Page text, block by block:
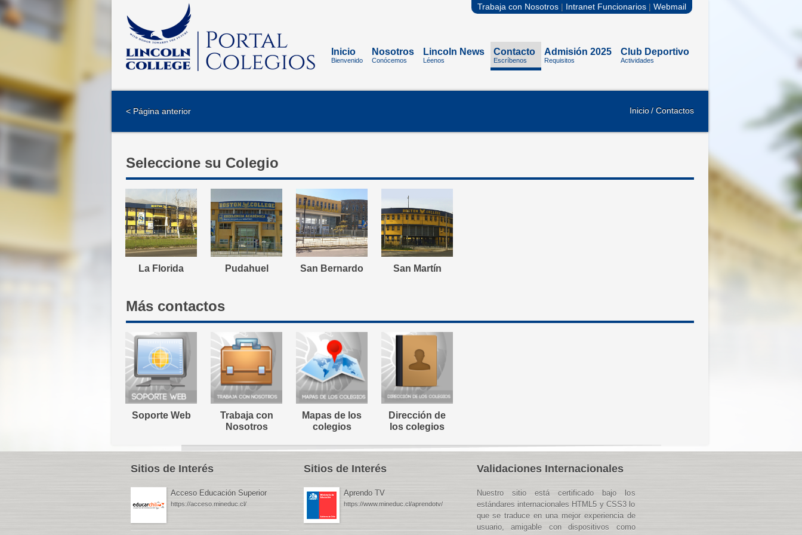
Trabaja con Nosotros| Intranet Funcionarios| Webmail
Inicio
Bienvenido
Nosotros
Conócemos
Lincoln News
Léenos
Contacto
Escríbenos
Admisión 2025
Requisitos
Club Deportivo
Actividades
< Página anterior Inicio/ Contactos
Seleccione su Colegio
La Florida Pudahuel San Bernardo San Martín
Más contactos
Soporte Web
Trabaja con
Nosotros
Mapas de los
colegios
Dirección de
los colegios
Sitios de Interés
Acceso Educación Superior
https://acceso.mineduc.cl/
Sitios de Interés
Aprendo TV
https://www.mineduc.cl/aprendotv/
Validaciones Internacionales
Nuestro sitio está certificado bajo los
estándares internacionales HTML5 y CSS3 lo
que se traduce en una mejor experiencia de
usuario, amigable con dispositivos como